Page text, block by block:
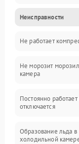
Механика
Электропитание
Дренаж
Неисправности
Не работает
Не морозит
камера
Постоянно работает
отключается
Образование льда в
холодильной